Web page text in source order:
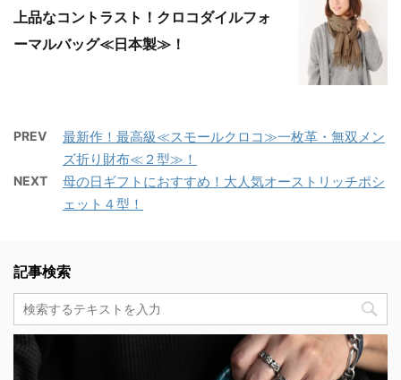
上品なコントラスト！クロコダイルフォ
ーマルバッグ≪日本製≫！
PREV
最新作！最高級≪スモールクロコ≫一枚革・無双メン
ズ折り財布≪２型≫！
NEXT
母の日ギフトにおすすめ！大人気オーストリッチポシ
ェット４型！
記事検索